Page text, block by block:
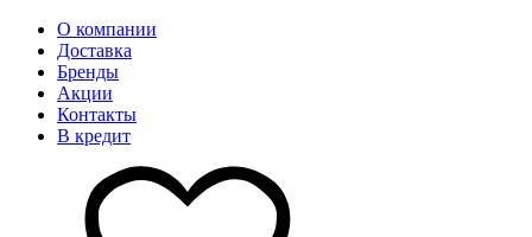
О компании
Доставка
Бренды
Акции
Контакты
В кредит